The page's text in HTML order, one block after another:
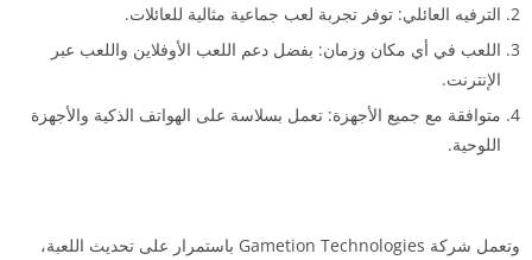
الترفيه العائلي: توفر تجربة لعب جماعية مثالية للعائلات.
اللعب في أي مكان وزمان: بفضل دعم اللعب الأوفلاين واللعب عبر
الإنترنت.
متوافقة مع جميع الأجهزة: تعمل بسلاسة على الهواتف الذكية والأجهزة
اللوحية.
وتعمل شركة Gametion Technologies باستمرار على تحديث اللعبة،